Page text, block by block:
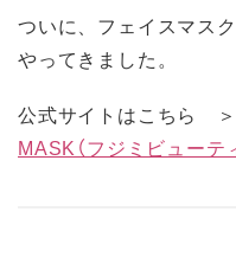
ついに、フェイスマス
やってきました。
公式サイトはこちら
MASK（フジミビューテ